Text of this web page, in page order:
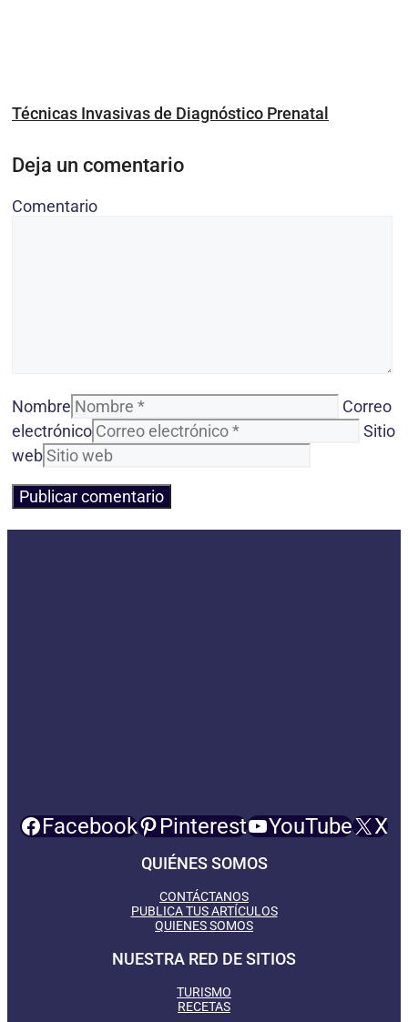
Técnicas Invasivas de Diagnóstico Prenatal
Deja un comentario
Comentario
Nombre
Correo
electrónico
Sitio
web
Facebook Pinterest YouTube X
QUIÉNES SOMOS
CONTÁCTANOS
PUBLICA TUS ARTÍCULOS
QUIENES SOMOS
NUESTRA RED DE SITIOS
TURISMO
RECETAS